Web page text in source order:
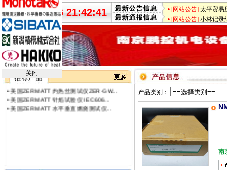
2026-08-06 21:42:41
• [网站公告] 太平贸易
• [网站公告] 小林记
• [网站公告] 小西
• [网站公告]
2019-
• [网站公告] 小金井
• [网站公告]
• [网站公告] 新大陆条
• [网站公告]
• [网站公告] 昭和测器
• [网站公告] 松下控制
松下行
• [网站公告]
泽藤
• [网站公告]
• [网站公告] 藤井
• [网站公告] 藤井电工
• [网站公告] 低价格东
•ST意法半导体芯片 STM32F412RET6...
•美国ZERMATT 灼热丝测试仪ZER-GW...
• 美国ZERMATT 针焰试验仪 IEC606...
• 美国ZERMATT 水平垂直燃烧测试仪...
•美国ZERMATT 热丝引燃测试仪 ZER...
•美国ZERMATT 漏电起痕测试仪 ZER...
美国ZERMATT 漏电起痕测试仪 ZER...
• 美国ZERMATT 灼热丝测试仪ZER-GW...
•美国ZERMATT 针焰试验仪 IEC606...
•美国ZERMATT 水平垂直燃烧测试仪...
产品类别：
南
关闭